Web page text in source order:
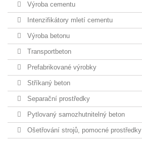
Výroba cementu
Intenzifikátory mletí cementu
Výroba betonu
Transportbeton
Prefabrikované výrobky
Stříkaný beton
Separační prostředky
Pytlovaný samozhutnitelný beton
Ošetřování strojů, pomocné prostředky